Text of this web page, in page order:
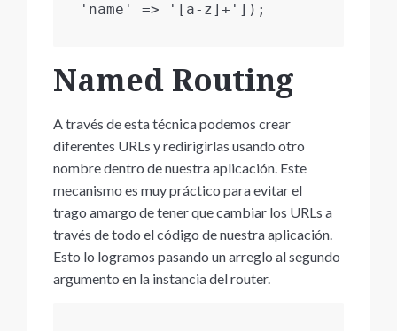
'name' => '[a-z]+']);
Named Routing
A través de esta técnica podemos crear
diferentes URLs y redirigirlas usando otro
nombre dentro de nuestra aplicación. Este
mecanismo es muy práctico para evitar el
trago amargo de tener que cambiar los URLs a
través de todo el código de nuestra aplicación.
Esto lo logramos pasando un arreglo al segundo
argumento en la instancia del router.